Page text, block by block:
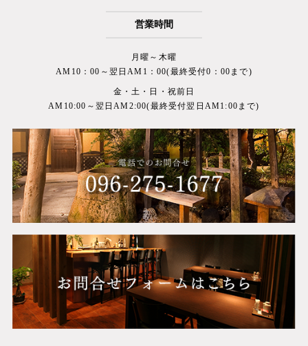
営業時間
月曜～木曜
AM10：00～翌日AM1：00(最終受付0：00まで)
金・土・日・祝前日
AM10:00～翌日AM2:00(最終受付翌日AM1:00まで)